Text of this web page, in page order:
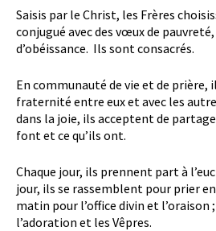
Saisis par le Christ, les Frères
conjugué avec des vœux de
d’obéissance. Ils sont consacrés.
En communauté de vie et de prière,
fraternité entre eux et avec les
dans la joie, ils acceptent de
font et ce qu’ils ont.
Chaque jour, ils prennent part à
jour, ils se rassemblent pour prier
matin pour l’office divin et l’oraison
l’adoration et les Vêpres.